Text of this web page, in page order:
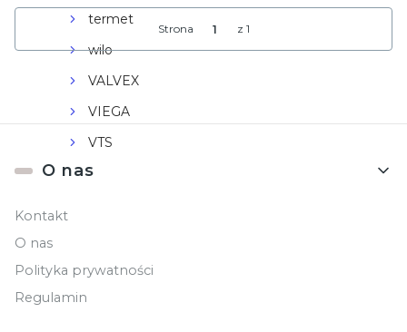
termet
wilo
VALVEX
VIEGA
VTS
Strona z 1
Linki w stopce
O nas
Kontakt
O nas
Polityka prywatności
Regulamin